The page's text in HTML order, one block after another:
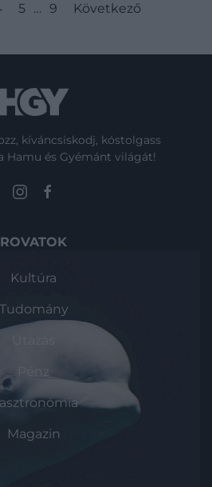
5 … 9 Következő
kíváncsiskodj, kóstolgass
Hamu és Gyémánt világát!
ROVATOK
Kultúra
Tudomány
Pénz
Magazin